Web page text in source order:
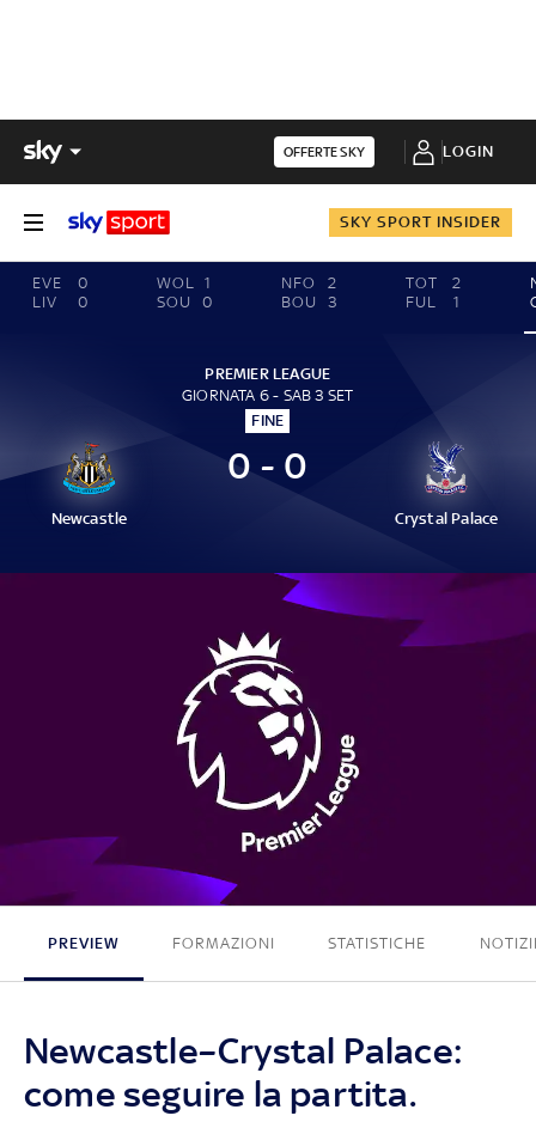
OFFERTE SKY LOGIN
SKY SPORT INSIDER
EVE
0
LIV
0
WOL
1
SOU
0
NFO
2
BOU
3
TOT
2
FUL
1
PREMIER LEAGUE
GIORNATA 6 - SAB 3 SET
FINE
Newcastle
0 - 0
Crystal Palace
0 - 0
PREVIEW FORMAZIONI STATISTICHE
Newcastle–Crystal Palace:
come seguire la partita.